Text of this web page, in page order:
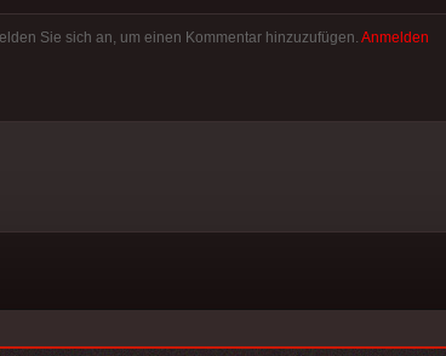
Sie sich an, um einen Kommentar hinzuzufügen. Anmelden